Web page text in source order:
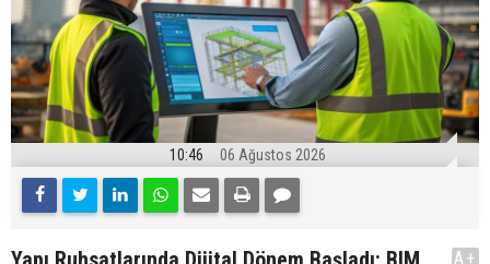
10:46 06 Ağustos 2026
A+